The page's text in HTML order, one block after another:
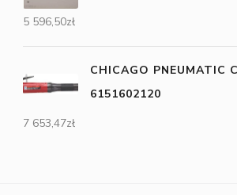
5 596,50zł
CHICAGO PNEUMATIC
6151602120
7 653,47zł